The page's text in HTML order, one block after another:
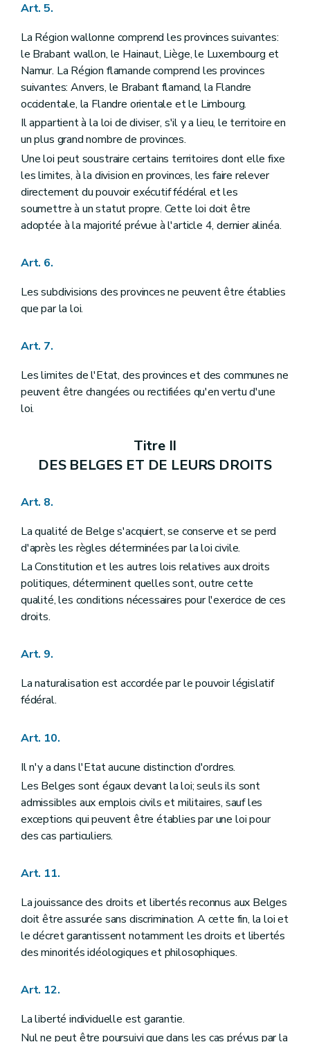
Art. 79
Art. 80
Art. 81
Art. 82
Art. 83
Art. 84
Chapitre III DU ROI ET DU GOUVERNEMENT FEDERAL
Section première Du Roi
Art. 85
Art. 86
Art. 87
Art. 88
Art. 89
Art. 90
Art. 91
Section II Du Gouvernement fédéral
Art. 96
Art. 97
Art. 101
Art. 102
Art. 103
Art. 107
Art. 108
Art. 112
Art. 113
Art. 114
Chapitre IV DES COMMUNAUTES ET DES REGIONS
Section première Des organes
Sous-section première
Des Conseils de communauté et de région
Art. 115
Sous-section II Des Gouvernements de communauté et de région
Art. 126
Section II
Sous-section première Des compétences des communautés
Art. 127
Art. 128
Art. 129
Art. 130
Sous-section II Des compétences des régions
Art. 134
Sous-section III Dispositions spéciales
Art. 135
Art. 136
Art. 137
Chapitre V DE LA COUR D'ARBITRAGE, DE LA PREVENTION ET DU REGLEMENT DE CONFLITS
Section première De la prévention des conflits de compétence
Art. 5.
La Région wallonne comprend les provinces suivantes:
le Brabant wallon, le Hainaut, Liège, le Luxembourg et
Namur. La Région flamande comprend les provinces
suivantes: Anvers, le Brabant flamand, la Flandre
occidentale, la Flandre orientale et le Limbourg.
Il appartient à la loi de diviser, s'il y a lieu, le territoire en
un plus grand nombre de provinces.
Une loi peut soustraire certains territoires dont elle fixe
les limites, à la division en provinces, les faire relever
directement du pouvoir exécutif fédéral et les
soumettre à un statut propre. Cette loi doit être
adoptée à la majorité prévue à l'article 4, dernier alinéa.
Art. 6.
Les subdivisions des provinces ne peuvent être établies
que par la loi.
Art. 7.
Les limites de l'Etat, des provinces et des communes ne
peuvent être changées ou rectifiées qu'en vertu d'une
loi.
Titre II
DES BELGES ET DE LEURS DROITS
Art. 8.
La qualité de Belge s'acquiert, se conserve et se perd
d'après les règles déterminées par la loi civile.
La Constitution et les autres lois relatives aux droits
politiques, déterminent quelles sont, outre cette
qualité, les conditions nécessaires pour l'exercice de ces
droits.
Art. 9.
La naturalisation est accordée par le pouvoir législatif
fédéral.
Art. 10.
Il n'y a dans l'Etat aucune distinction d'ordres.
Les Belges sont égaux devant la loi; seuls ils sont
admissibles aux emplois civils et militaires, sauf les
exceptions qui peuvent être établies par une loi pour
des cas particuliers.
Art. 11.
La jouissance des droits et libertés reconnus aux Belges
doit être assurée sans discrimination. A cette fin, la loi et
le décret garantissent notamment les droits et libertés
des minorités idéologiques et philosophiques.
Art. 12.
La liberté individuelle est garantie.
Nul ne peut être poursuivi que dans les cas prévus par la